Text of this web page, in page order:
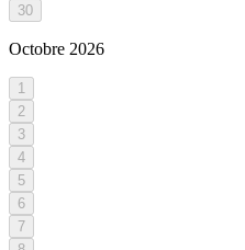
30
Octobre 2026
1
2
3
4
5
6
7